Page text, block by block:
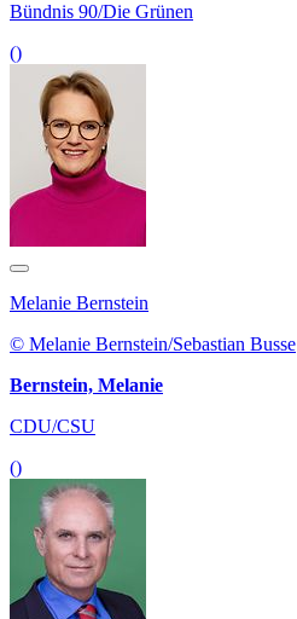
Bündnis 90/Die Grünen
()
Melanie Bernstein
© Melanie Bernstein/Sebastian Busse
Bernstein, Melanie
CDU/CSU
()